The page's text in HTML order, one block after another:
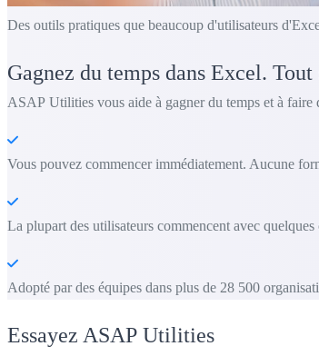
Des outils pratiques que beaucoup d'utilisateurs
Gagnez du temps dans Excel.
ASAP Utilities vous aide à gagner du temps et à faire
Vous pouvez commencer immédiatement. Aucune
La plupart des utilisateurs commencent avec
Adopté par des équipes dans plus de 28 500
Essayez ASAP Utilities